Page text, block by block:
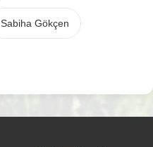
Sabiha Gökçen